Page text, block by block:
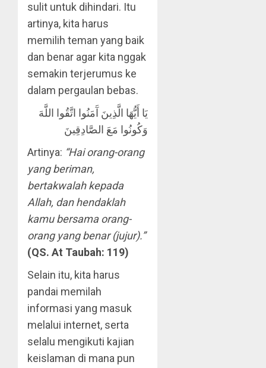
sulit untuk dihindari. Itu
artinya, kita harus
memilih teman yang baik
dan benar agar kita nggak
semakin terjerumus ke
dalam pergaulan bebas.
يَا أَيُّهَا الَّذِينَ آَمَنُوا اتَّقُوا اللَّهَ
وَكُونُوا مَعَ الصَّادِقِينَ
Artinya: “Hai orang-orang
yang beriman,
bertakwalah kepada
Allah, dan hendaklah
kamu bersama orang-
orang yang benar (jujur).”
(QS. At Taubah: 119)
Selain itu, kita harus
pandai memilah
informasi yang masuk
melalui internet, serta
selalu mengikuti kajian
keislaman di mana pun